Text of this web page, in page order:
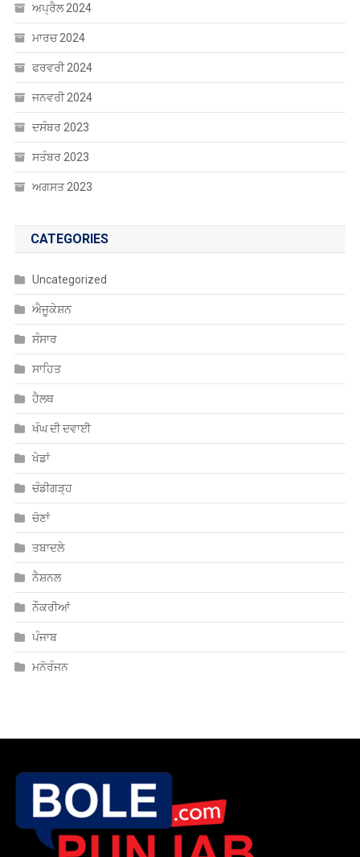
ਅਪ੍ਰੈਲ 2024
ਮਾਰਚ 2024
ਫਰਵਰੀ 2024
ਜਨਵਰੀ 2024
ਦਸੰਬਰ 2023
ਸਤੰਬਰ 2023
ਅਗਸਤ 2023
CATEGORIES
Uncategorized
ਐਜੂਕੇਸ਼ਨ
ਸੰਸਾਰ
ਸਾਹਿਤ
ਹੈਲਥ
ਖੰਘ ਦੀ ਦਵਾਈ
ਖੇਡਾਂ
ਚੰਡੀਗੜ੍ਹ
ਚੋਣਾਂ
ਤਬਾਦਲੇ
ਨੈਸ਼ਨਲ
ਨੌਕਰੀਆਂ
ਪੰਜਾਬ
ਮਨੋਰੰਜਨ